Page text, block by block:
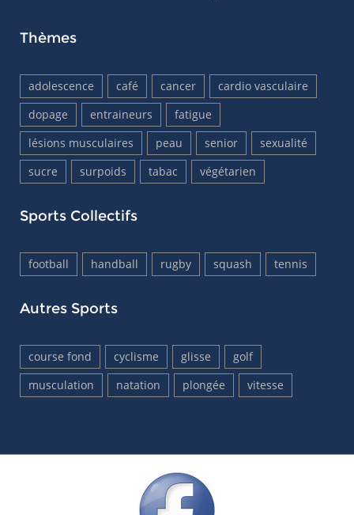
Thèmes
adolescence café cancer
cardio vasculaire
dopage
entraineurs
fatigue
lésions musculaires
peau senior
sexualité
sucre
surpoids tabac végétarien
Sports Collectifs
football handball rugby squash tennis
Autres Sports
course fond cyclisme glisse
golf
musculation
natation plongée vitesse